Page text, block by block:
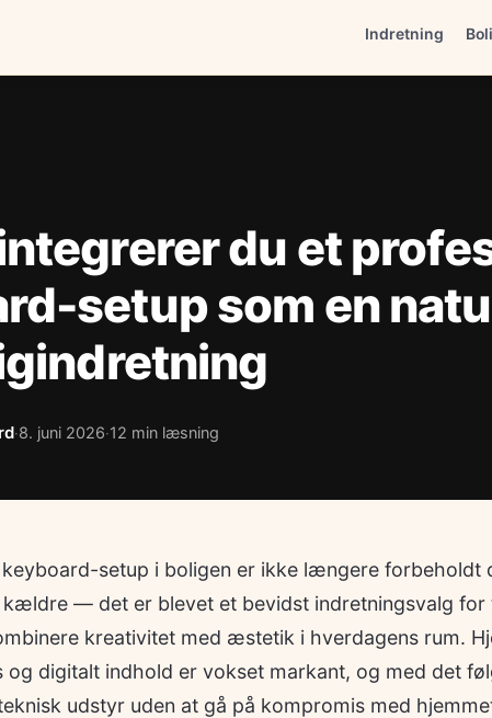
Indretning
du et
setup som en
·8. juni 2026·12 min læsning
setup i boligen er ikke længere forbeholdt
kældre — det er blevet et bevidst indretningsvalg for
kreativitet med æstetik i hverdagens rum.
og digitalt indhold er vokset markant, og med det
udstyr uden at gå på kompromis med